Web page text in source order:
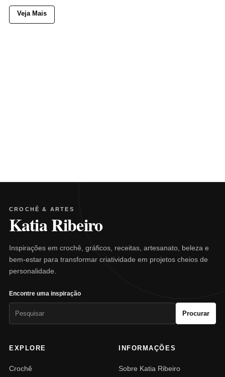
Veja Mais
CROCHÊ & ARTES
Katia Ribeiro
Inspirações em crochê, gráficos, receitas, artesanato, beleza e
bem-estar para transformar criatividade em projetos cheios de
personalidade.
Encontre uma inspiração
Procurar
EXPLORE
Crochê
INFORMAÇÕES
Sobre Katia Ribeiro